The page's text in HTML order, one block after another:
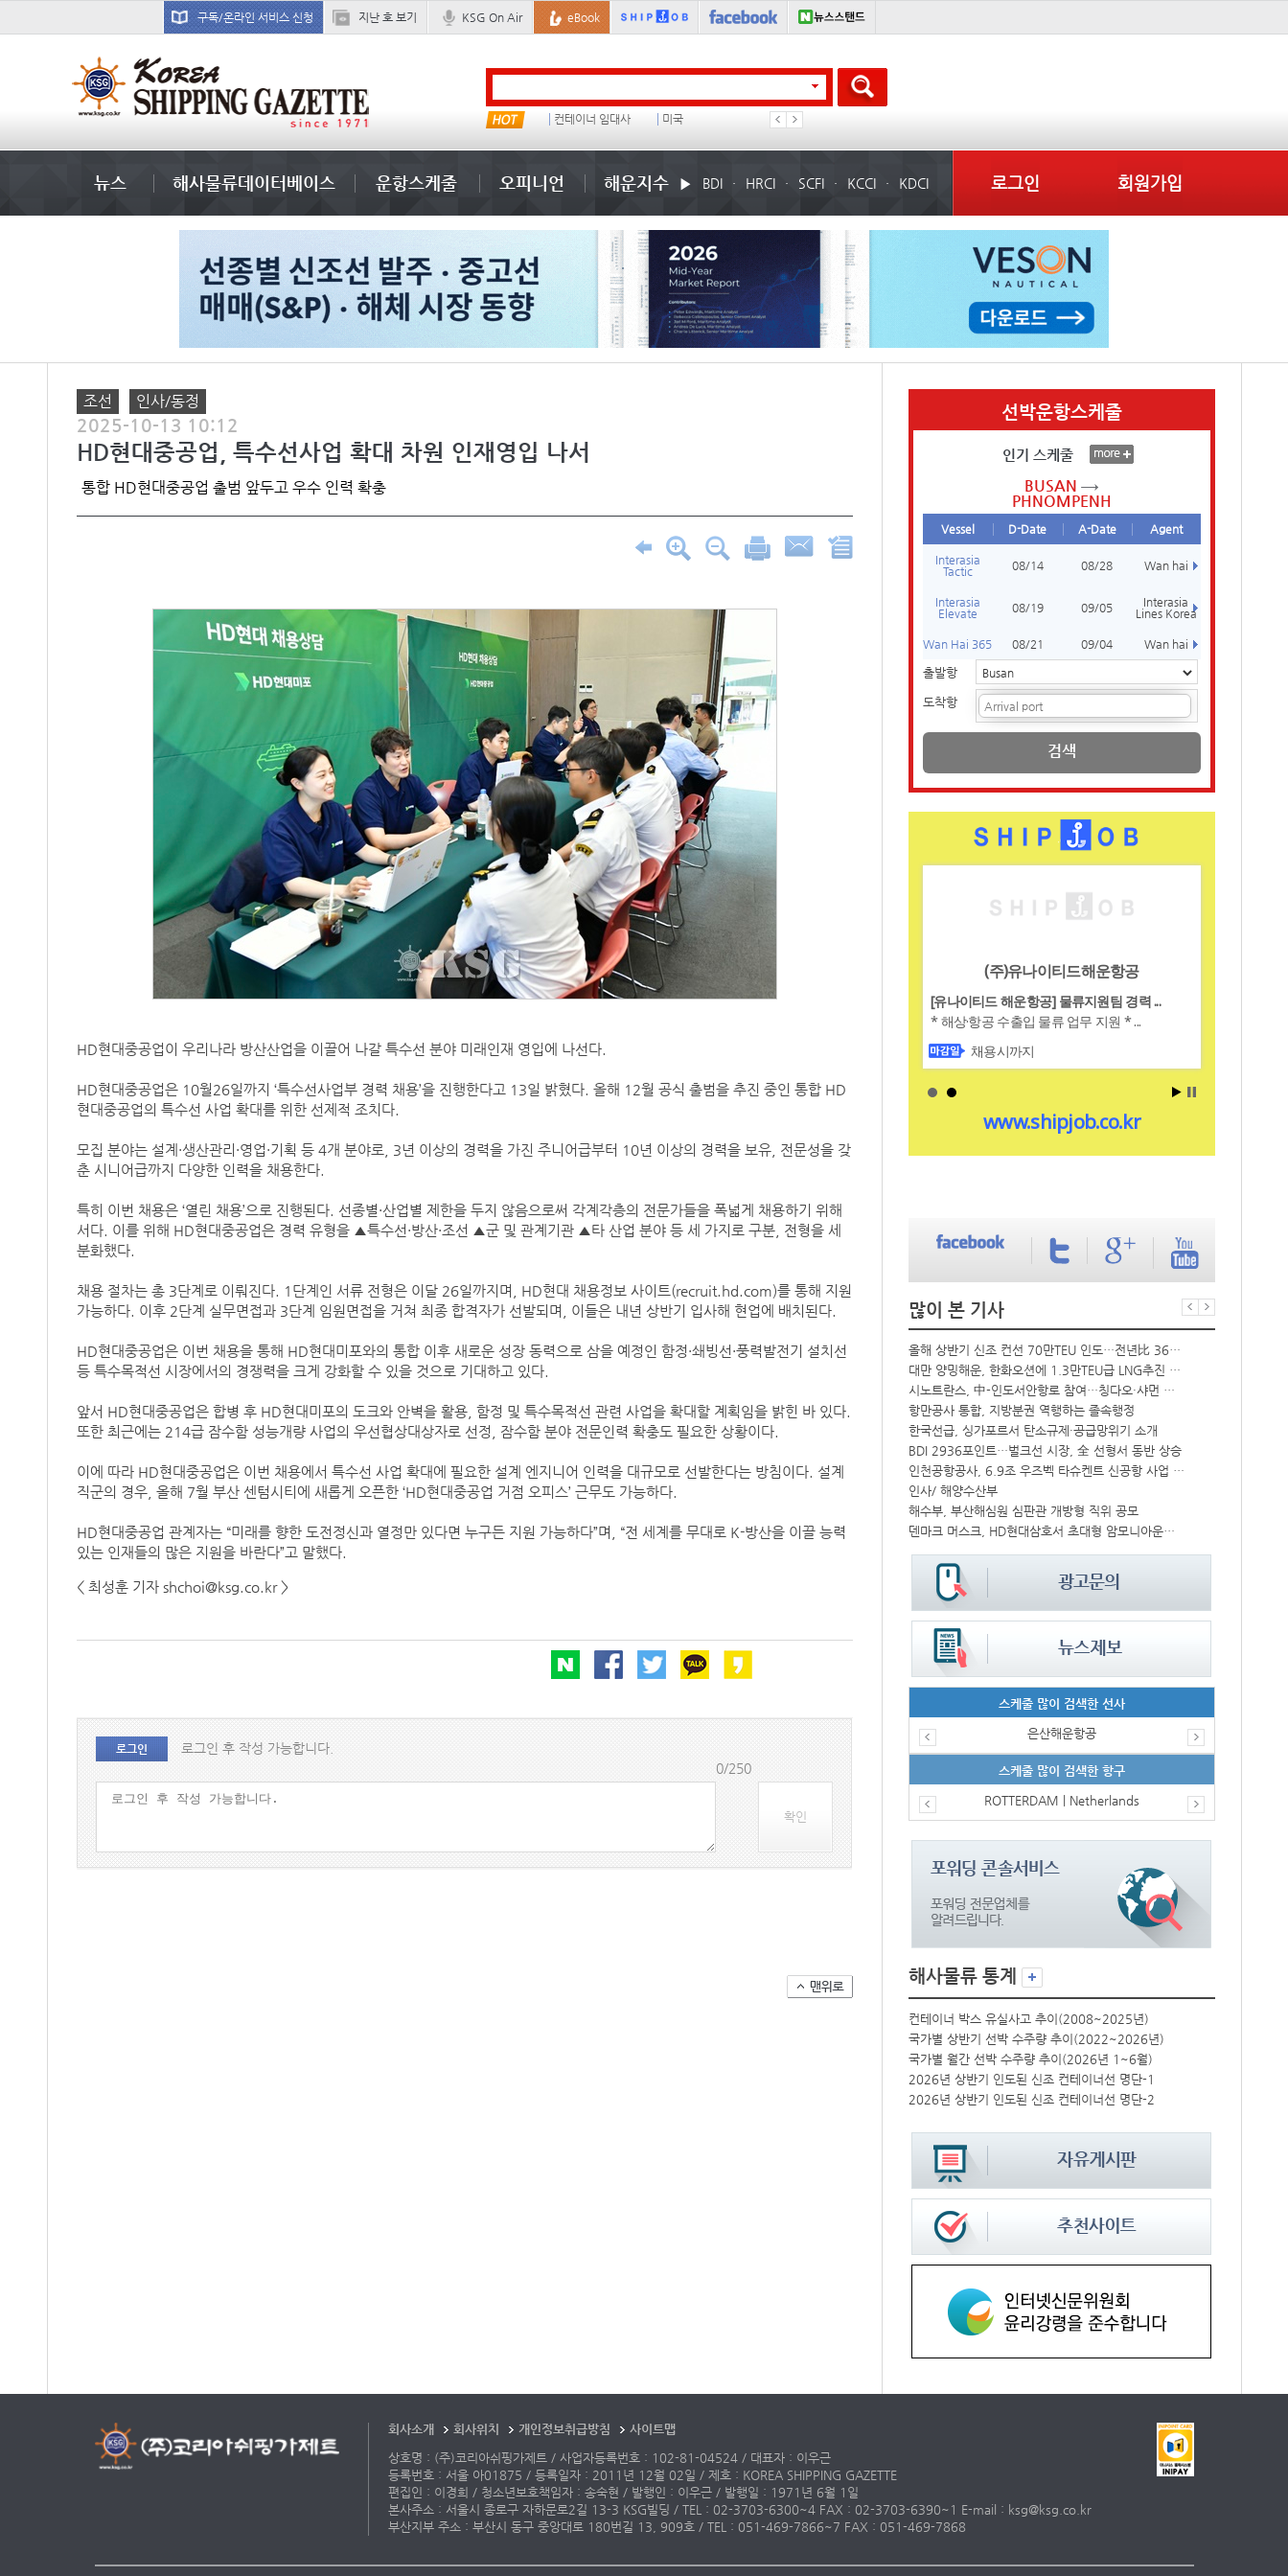
구독/온라인 서비스 신청 지난 호 보기 KSG On Air eBook
吏꾪씗�� 컨테이너 임대사 미국 1
뉴스 해사물류데이터베이스 운항스케줄 오피니언 해운지수 BDI HRCI SCFI KCCI KDCI 로그인 회원가입
조선 인사/동정
2025-10-13 10:12
HD현대중공업, 특수선사업 확대 차원 인재영입 나서
통합 HD현대중공업 출범 앞두고 우수 인력 확충
HD현대중공업이 우리나라 방산산업을 이끌어 나갈 특수선 분야 미래인재 영입에 나선다.
HD현대중공업은 10월26일까지 ‘특수선사업부 경력 채용’을 진행한다고 13일 밝혔다. 올해 12월 공식 출범을 추진 중인 통합 HD
현대중공업의 특수선 사업 확대를 위한 선제적 조치다.
모집 분야는 설계·생산관리·영업·기획 등 4개 분야로, 3년 이상의 경력을 가진 주니어급부터 10년 이상의 경력을 보유, 전문성을 갖
춘 시니어급까지 다양한 인력을 채용한다.
특히 이번 채용은 ‘열린 채용’으로 진행된다. 선종별·산업별 제한을 두지 않음으로써 각계각층의 전문가들을 폭넓게 채용하기 위해
서다. 이를 위해 HD현대중공업은 경력 유형을 ▲특수선·방산·조선 ▲군 및 관계기관 ▲타 산업 분야 등 세 가지로 구분, 전형을 세
분화했다.
채용 절차는 총 3단계로 이뤄진다. 1단계인 서류 전형은 이달 26일까지며, HD현대 채용정보 사이트(recruit.hd.com)를 통해 지원
가능하다. 이후 2단계 실무면접과 3단계 임원면접을 거쳐 최종 합격자가 선발되며, 이들은 내년 상반기 입사해 현업에 배치된다.
HD현대중공업은 이번 채용을 통해 HD현대미포와의 통합 이후 새로운 성장 동력으로 삼을 예정인 함정·쇄빙선·풍력발전기 설치선
등 특수목적선 시장에서의 경쟁력을 크게 강화할 수 있을 것으로 기대하고 있다.
앞서 HD현대중공업은 합병 후 HD현대미포의 도크와 안벽을 활용, 함정 및 특수목적선 관련 사업을 확대할 계획임을 밝힌 바 있다.
또한 최근에는 214급 잠수함 성능개량 사업의 우선협상대상자로 선정, 잠수함 분야 전문인력 확충도 필요한 상황이다.
이에 따라 HD현대중공업은 이번 채용에서 특수선 사업 확대에 필요한 설계 엔지니어 인력을 대규모로 선발한다는 방침이다. 설계
직군의 경우, 올해 7월 부산 센텀시티에 새롭게 오픈한 ‘HD현대중공업 거점 오피스’ 근무도 가능하다.
HD현대중공업 관계자는 “미래를 향한 도전정신과 열정만 있다면 누구든 지원 가능하다”며, “전 세계를 무대로 K-방산을 이끌 능력
있는 인재들의 많은 지원을 바란다”고 말했다.
< 최성훈 기자 shchoi@ksg.co.kr >
로그인
로그인 후 작성 가능합니다.
0/250
확인
선박운항스케줄
인기 스케줄
BUSAN
PHNOMPENH
Vessel D-Date A-Date Agent
Interasia
Tactic
08/14 08/28 Wan hai
Interasia
Elevate
08/19 09/05
Interasia
Lines Korea
Wan Hai 365 08/21 09/04 Wan hai
출발항
도착항
검색
많이 본 기사
‘韓中 웃고 日 울고’ 상반기 선박수주량 희비교차
컨운임지수 4주만에 반등…美·중동 두자릿수↑
프랑스 CMA CGM, 2분기 순이익 1.1조…48%↑
페덱스, 광저우-시드니 직항 화물노선 개설
올해 상반기 신조 컨선 70만TEU 인도…전년比 36% 감소
대만 양밍해운, 한화오션에 1.3만TEU급 LNG추진 컨선 6척 발주
시노트란스, 中-인도서안항로 참여…칭다오·샤먼 직항
항만공사 통합, 지방분권 역행하는 졸속행정
한국선급, 싱가포르서 탄소규제·공급망위기 소개
BDI 2936포인트…벌크선 시장, 全 선형서 동반 상승
인천공항공사, 6.9조 우즈벡 타슈켄트 신공항 사업 참여
인사/ 해양수산부
해수부, 부산해심원 심판관 개방형 직위 공모
덴마크 머스크, HD현대삼호서 초대형 암모니아운반선 인도받아
스케줄 많이 검색한 선사
은산해운항공
스케줄 많이 검색한 항구
ROTTERDAM | Netherlands
해사물류 통계
컨테이너 박스 유실사고 추이(2008~2025년)
국가별 상반기 선박 수주량 추이(2022~2026년)
국가별 월간 선박 수주량 추이(2026년 1~6월)
2026년 상반기 인도된 신조 컨테이너선 명단-1
2026년 상반기 인도된 신조 컨테이너선 명단-2
회사소개 회사위치 개인정보취급방침
사이트맵
상호명 : (주)코리아쉬핑가제트 / 사업자등록번호 : 102-81-04524 / 대표자 : 이우근
등록번호 : 서울 아01875 / 등록일자 : 2011년 12월 02일 / 제호 : KOREA SHIPPING GAZETTE
편집인 : 이경희 / 청소년보호책임자 : 송숙현 / 발행인 : 이우근 / 발행일 : 1971년 6월 1일
본사주소 : 서울시 종로구 자하문로2길 13-3 KSG빌딩 / TEL : 02-3703-6300~4 FAX : 02-3703-6390~1 E-mail : ksg@ksg.co.kr
부산지부 주소 : 부산시 동구 중앙대로 180번길 13, 909호 / TEL : 051-469-7866~7 FAX : 051-469-7868